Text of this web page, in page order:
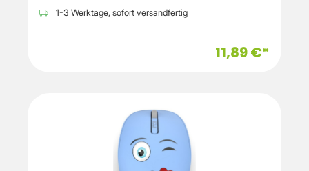
1-3 Werktage, sofort versandfertig
11,89 €*